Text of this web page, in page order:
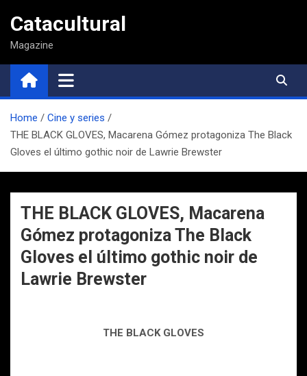
contenido
Catacultural
Magazine
Home
Cine y series
THE BLACK GLOVES, Macarena Gómez protagoniza The Black
Gloves el último gothic noir de Lawrie Brewster
THE BLACK GLOVES, Macarena
Gómez protagoniza The Black
Gloves el último gothic noir de
Lawrie Brewster
THE BLACK GLOVES